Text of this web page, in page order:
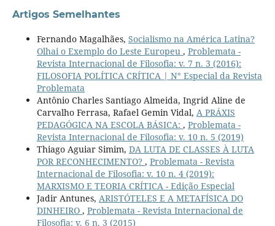
Artigos Semelhantes
Fernando Magalhães, Socialismo na América Latina?
Olhai o Exemplo do Leste Europeu , Problemata -
Revista Internacional de Filosofia: v. 7 n. 3 (2016):
FILOSOFIA POLÍTICA CRÍTICA | N° Especial da Revista
Problemata
Antônio Charles Santiago Almeida, Ingrid Aline de
Carvalho Ferrasa, Rafael Gemin Vidal, A PRÁXIS
PEDAGÓGICA NA ESCOLA BÁSICA: , Problemata -
Revista Internacional de Filosofia: v. 10 n. 5 (2019)
Thiago Aguiar Simim, DA LUTA DE CLASSES À LUTA
POR RECONHECIMENTO? , Problemata - Revista
Internacional de Filosofia: v. 10 n. 4 (2019):
MARXISMO E TEORIA CRÍTICA - Edição Especial
Jadir Antunes, ARISTÓTELES E A METAFÍSICA DO
DINHEIRO , Problemata - Revista Internacional de
Filosofia: v. 6 n. 3 (2015)